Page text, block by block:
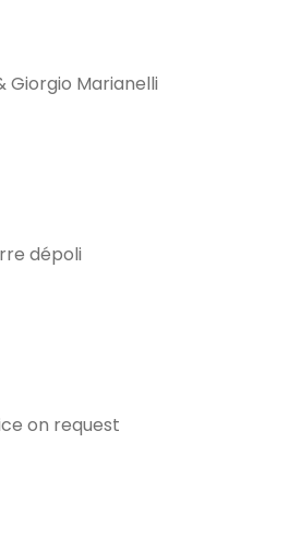
Giorgio Marianelli
dépoli
on request